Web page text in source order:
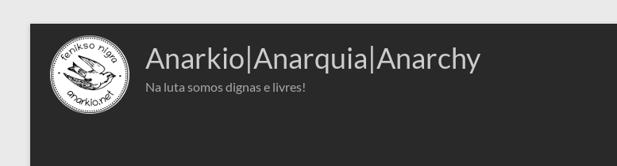
conteúdo
Anarkio|Anarquia|Anarchy
Na luta somos dignas e livres!